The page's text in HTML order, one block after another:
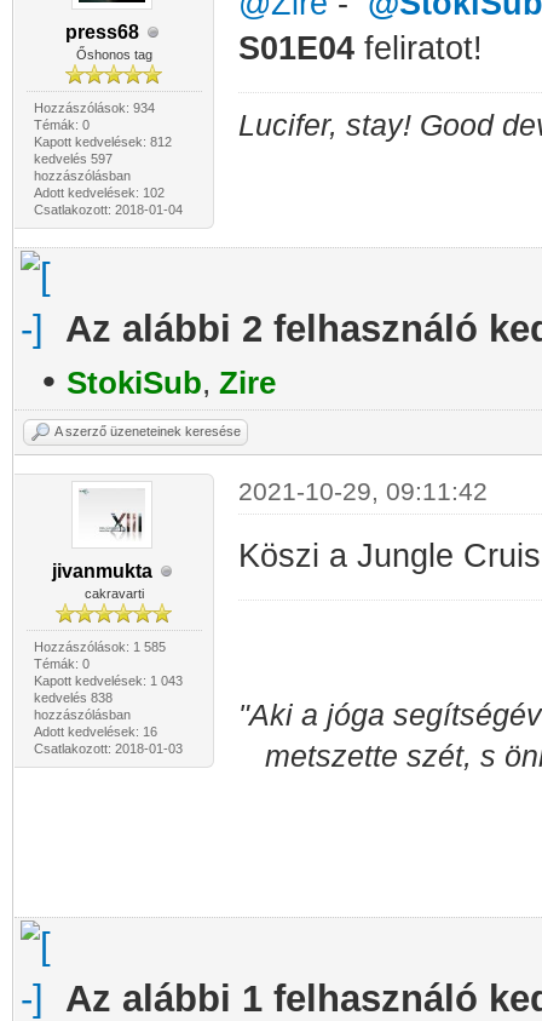
press68
Őshonos tag
Hozzászólások: 934
Témák: 0
Kapott kedvelések: 812
kedvelés 597
hozzászólásban
Adott kedvelések: 102
Csatlakozott: 2018-01-04
S01E04feliratot!
Lucifer, stay! Good
Az alábbi 2 felhasználó
• StokiSub, Zire
A szerző üzeneteinek keresése
jivanmukta
cakravarti
Hozzászólások: 1 585
Témák: 0
Kapott kedvelések: 1 043
kedvelés 838
hozzászólásban
Adott kedvelések: 16
Csatlakozott: 2018-01-03
2021-10-29, 09:11:42
Köszi a Jungle
"Aki a jóga
metszette szét, s
Az alábbi 1 felhasználó